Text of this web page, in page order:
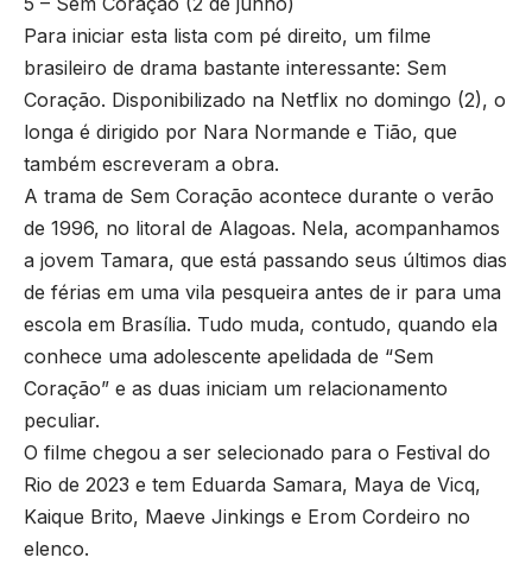
Para iniciar esta lista com pé direito, um filme
brasileiro de drama bastante interessante: Sem
Coração. Disponibilizado na Netflix no domingo (2), o
longa é dirigido por Nara Normande e Tião, que
também escreveram a obra.
A trama de Sem Coração acontece durante o verão
de 1996, no litoral de Alagoas. Nela, acompanhamos
a jovem Tamara, que está passando seus últimos dias
de férias em uma vila pesqueira antes de ir para uma
escola em Brasília. Tudo muda, contudo, quando ela
conhece uma adolescente apelidada de “Sem
Coração” e as duas iniciam um relacionamento
peculiar.
O filme chegou a ser selecionado para o Festival do
Rio de 2023 e tem Eduarda Samara, Maya de Vicq,
Kaique Brito, Maeve Jinkings e Erom Cordeiro no
elenco.